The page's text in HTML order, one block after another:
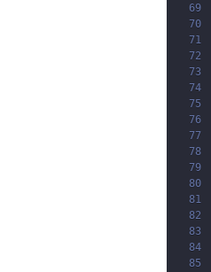
69
70
71
72
73
74
75
76
77
78
79
80
81
82
83
84
85